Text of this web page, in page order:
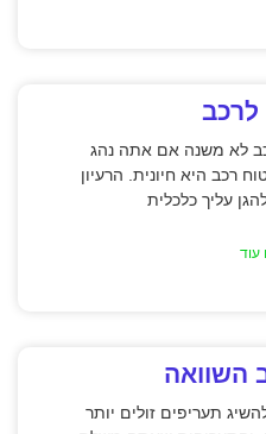
לרכב
לא משנה אם אתה נהג
רכב היא חיונית. הרעיון
עליך כלכלית
עוד
השוואה
תעריפים זולים יותר